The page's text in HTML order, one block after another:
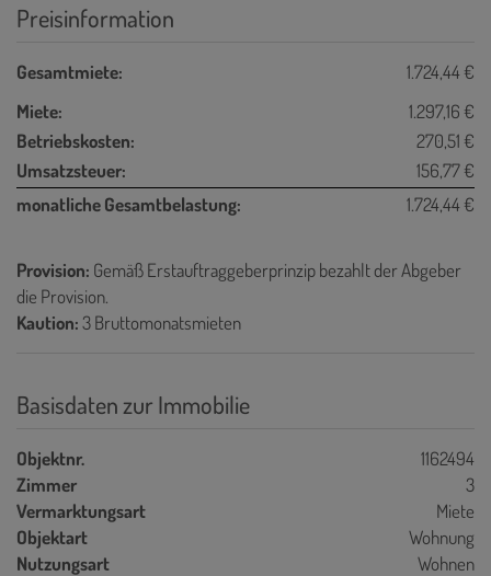
Preisinformation
Gesamtmiete:
1.724,44 €
Miete:
1.297,16 €
Betriebskosten:
270,51 €
Umsatzsteuer:
156,77 €
monatliche Gesamtbelastung:
1.724,44 €
Provision: Gemäß Erstauftraggeberprinzip bezahlt der Abgeber
die Provision.
Kaution:3 Bruttomonatsmieten
Basisdaten zur Immobilie
Objektnr.
1162494
Zimmer
3
Vermarktungsart
Miete
Objektart
Wohnung
Nutzungsart
Wohnen